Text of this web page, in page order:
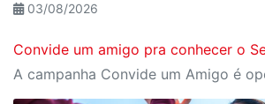
03/08/2026
Convide um amigo pra conhecer o